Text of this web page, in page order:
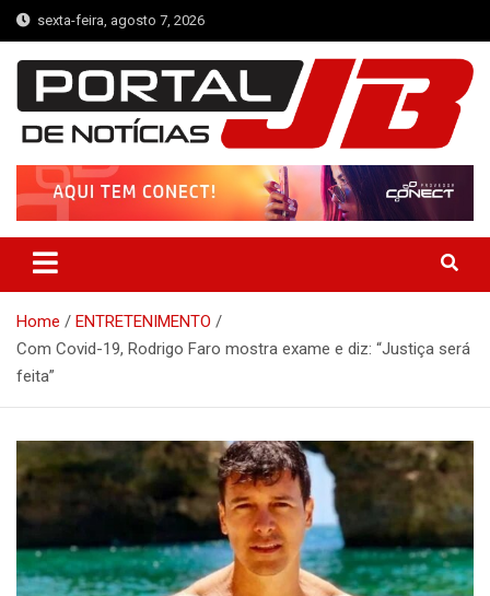
Skip
to
content
sexta-feira, agosto 7, 2026
Portal de Notícias JB
Notícias de Simplício Mendes e Região
Home
ENTRETENIMENTO
Com Covid-19, Rodrigo Faro mostra exame e diz: “Justiça será
feita”